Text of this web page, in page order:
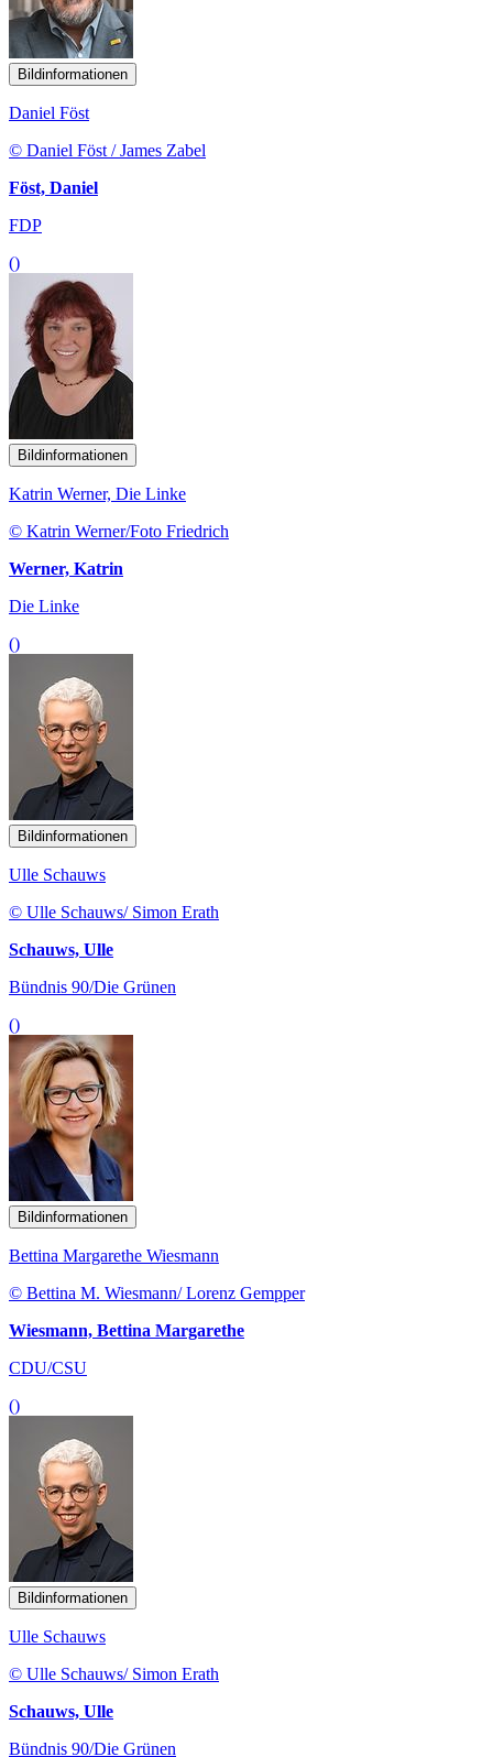
Bildinformationen
Daniel Föst
© Daniel Föst / James Zabel
Föst, Daniel
FDP
()
Bildinformationen
Katrin Werner, Die Linke
© Katrin Werner/Foto Friedrich
Werner, Katrin
Die Linke
()
Bildinformationen
Ulle Schauws
© Ulle Schauws/ Simon Erath
Schauws, Ulle
Bündnis 90/Die Grünen
()
Bildinformationen
Bettina Margarethe Wiesmann
© Bettina M. Wiesmann/ Lorenz Gempper
Wiesmann, Bettina Margarethe
CDU/CSU
()
Bildinformationen
Ulle Schauws
© Ulle Schauws/ Simon Erath
Schauws, Ulle
Bündnis 90/Die Grünen